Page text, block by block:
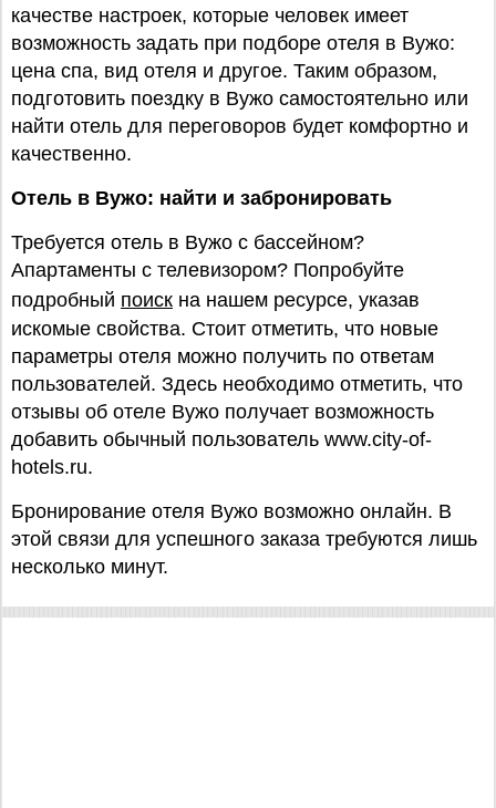
качестве настроек, которые человек имеет
возможность задать при подборе отеля в Вужо:
цена спа, вид отеля и другое. Таким образом,
подготовить поездку в Вужо самостоятельно или
найти отель для переговоров будет комфортно и
качественно.
Отель в Вужо: найти и забронировать
Требуется отель в Вужо с бассейном?
Апартаменты с телевизором? Попробуйте
подробный поиск на нашем ресурсе, указав
искомые свойства. Стоит отметить, что новые
параметры отеля можно получить по ответам
пользователей. Здесь необходимо отметить, что
отзывы об отеле Вужо получает возможность
добавить обычный пользователь www.city-of-
hotels.ru.
Бронирование отеля Вужо возможно онлайн. В
этой связи для успешного заказа требуются лишь
несколько минут.